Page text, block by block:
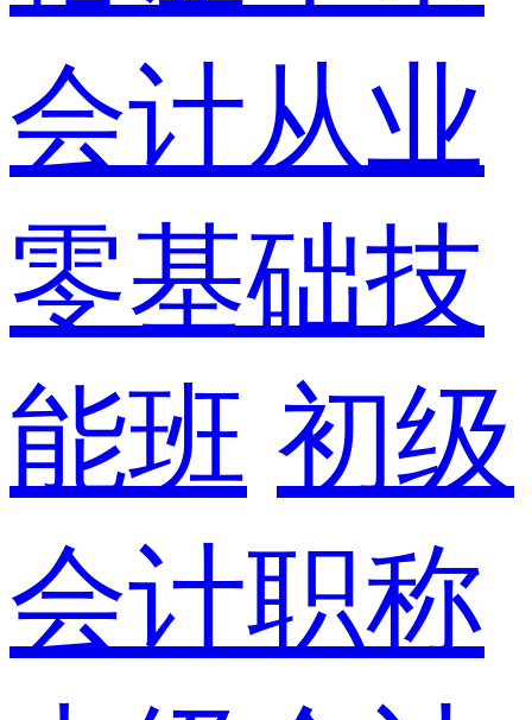
会计从业
零基础技
能班 初级
会计职称